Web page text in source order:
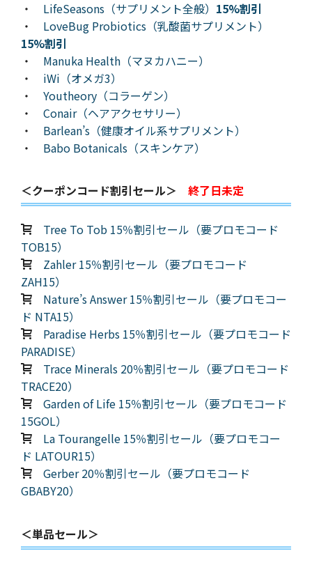
・ LifeSeasons（サプリメント全般） 15%割引
・ LoveBug Probiotics（乳酸菌サプリメント）
15%割引
・ Manuka Health（マヌカハニー）
・ iWi（オメガ3）
・ Youtheory（コラーゲン）
・ Conair（ヘアアクセサリー）
・ Barlean’s（健康オイル系サプリメント）
・ Babo Botanicals（スキンケア）
＜クーポンコード割引セール＞ 終了日未定
Tree To Tob 15％割引セール（要プロモコード
TOB15）
Zahler 15％割引セール（要プロモコード
ZAH15）
Nature’s Answer 15％割引セール（要プロモコー
ド NTA15）
Paradise Herbs 15％割引セール（要プロモコード
PARADISE）
Trace Minerals 20％割引セール（要プロモコード
TRACE20）
Garden of Life 15％割引セール（要プロモコード
15GOL）
La Tourangelle 15％割引セール（要プロモコー
ド LATOUR15）
Gerber 20％割引セール（要プロモコード
GBABY20）
＜単品セール＞